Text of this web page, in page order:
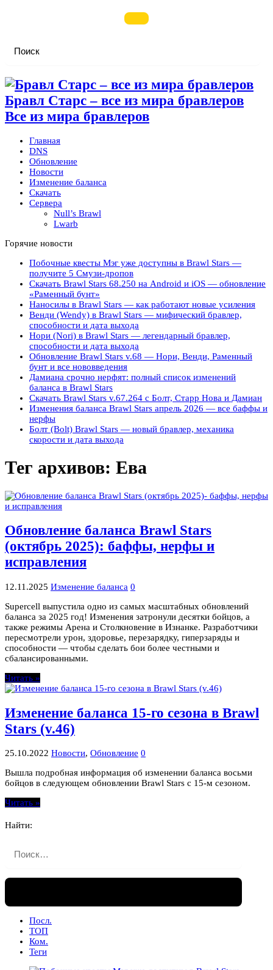
Бравл Старс – все из мира бравлеров
Все из мира бравлеров
Главная
DNS
Обновление
Новости
Изменение баланса
Скачать
Сервера
Null’s Brawl
Lwarb
Горячие новости
Побочные квесты Мэг уже доступны в Brawl Stars —
получите 5 Смузи-дропов
Скачать Brawl Stars 68.250 на Android и iOS — обновление
«Раменный бунт»
Наносилы в Brawl Stars — как работают новые усиления
Венди (Wendy) в Brawl Stars — мифический бравлер,
способности и дата выхода
Нори (Nori) в Brawl Stars — легендарный бравлер,
способности и дата выхода
Обновление Brawl Stars v.68 — Нори, Венди, Раменный
бунт и все нововведения
Дамиана срочно нерфят: полный список изменений
баланса в Brawl Stars
Скачать Brawl Stars v.67.264 с Болт, Старр Нова и Дамиан
Изменения баланса Brawl Stars апрель 2026 — все баффы и
нерфы
Болт (Bolt) Brawl Stars — новый бравлер, механика
скорости и дата выхода
Тег архивов: Ева
Обновление баланса Brawl Stars
(октябрь 2025): баффы, нерфы и
исправления
12.11.2025 Изменение баланса 0
Supercell выпустила одно из самых масштабных обновлений
баланса за 2025 год! Изменения затронули десятки бойцов, а
также режимы Арена и Столкновение в Изнанке. Разработчики
пересмотрели урон, здоровье, перезарядку, гиперзаряды и
способности — чтобы сделать бои более честными и
сбалансированными.
Читать »
Изменение баланса 15-го сезона в Brawl
Stars (v.46)
25.10.2022 Новости, Обновление 0
Вышла подробная информация об изменении баланса восьми
бойцов в следующем обновлении Brawl Stars с 15-м сезоном.
Читать »
Найти:
Посл.
ТОП
Ком.
Теги